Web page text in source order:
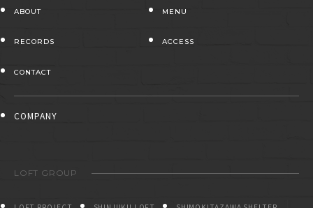
ABOUT MENU
RECORDS ACCESS
CONTACT
COMPANY
LOFT GROUP